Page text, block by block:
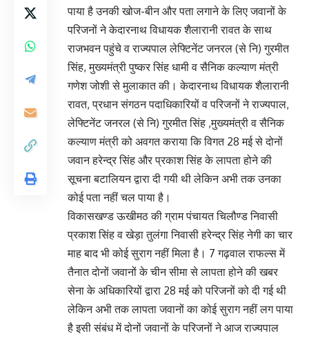
पाया है उनकी खोज-बीन और पता लगाने के लिए जवानों के
परिजनों ने केदारनाथ विधायक शैलारानी रावत के साथ
राजभवन पहुंचे व राज्यपाल लेफ्टिनेंट जनरल (से नि) गुरमीत
सिंह, मुख्यमंत्री पुष्कर सिंह धामी व सैनिक कल्याण मंत्री
गणेश जोशी से मुलाकात की। केदारनाथ विधायक शैलारानी
रावत, प्रधान संगठन पदाधिकारियों व परिजनों ने राज्यपाल,
लेफ्टिनेंट जनरल (से नि) गुरमीत सिंह ,मुख्यमंत्री व सैनिक
कल्याण मंत्री को अवगत कराया कि विगत 28 मई से दोनों
जवान हरेन्द्र सिंह और प्रकाश सिंह के लापता होने की
सूचना बटालियन द्वारा दी गयी थी लेकिन अभी तक उनका
कोई पता नहीं चल पाया है।
विकासखण्ड ऊखीमठ की ग्राम पंचायत चिलौण्ड निवासी
प्रकाश सिंह व खेड़ा तुलंगा निवासी हरेन्द्र सिंह नेगी का चार
माह बाद भी कोई सुराग नहीं मिला है। 7 गढ़वाल राफल्स में
तैनात दोनों जवानों के चीन सीमा से लापता होने की खबर
सेना के अधिकारियों द्वारा 28 मई को परिजनों को दी गई थी
लेकिन अभी तक लापता जवानों का कोई सुराग नहीं लग पाया
है इसी संबंध में दोनों जवानों के परिजनों ने आज राज्यपाल